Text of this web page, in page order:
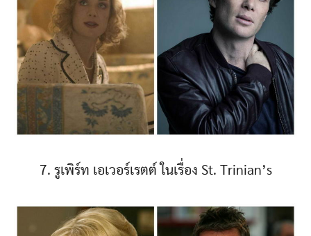
7. รูเพิร์ท เอเวอร์เรตต์ ในเรื่อง St. Trinian’s